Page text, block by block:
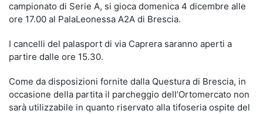
campionato di Serie A, si gioca domenica 4 dicembre alle
ore 17.00 al PalaLeonessa A2A di Brescia.
I cancelli del palasport di via Caprera saranno aperti a
partire dalle ore 15.30.
Come da disposizioni fornite dalla Questura di Brescia, in
occasione della partita il parcheggio dell’Ortomercato non
sarà utilizzabile in quanto riservato alla tifoseria ospite del